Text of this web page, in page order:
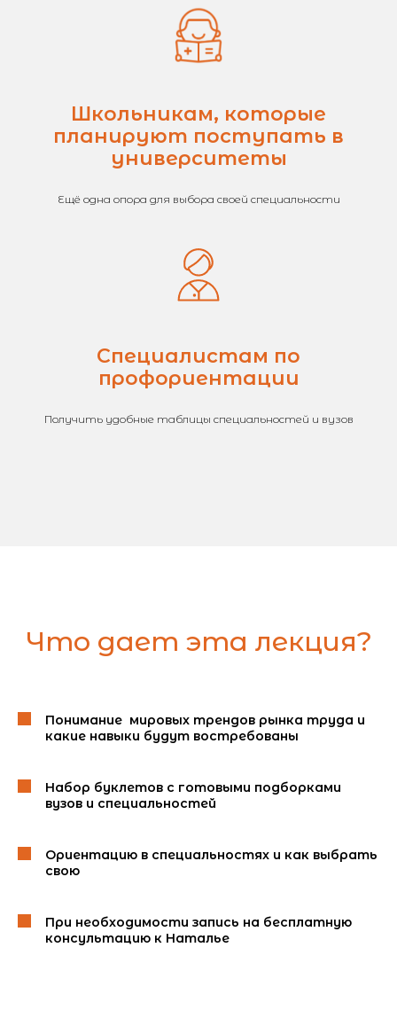
Школьникам, которые
планируют поступать в
университеты
Ещё одна опора для выбора своей специальности
Специалистам по
профориентации
Получить удобные таблицы специальностей и вузов
Что дает эта лекция?
Понимание мировых трендов рынка труда и
какие навыки будут востребованы
Набор буклетов с готовыми подборками
вузов и специальностей
Ориентацию в специальностях и как выбрать
свою
При необходимости запись на бесплатную
консультацию к Наталье